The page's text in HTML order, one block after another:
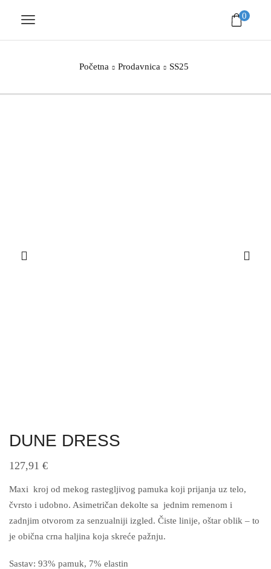
0
Početna Prodavnica SS25
DUNE DRESS
127,91 €
Maxi kroj od mekog rastegljivog pamuka koji prijanja uz telo,
čvrsto i udobno. Asimetričan dekolte sa jednim remenom i
zadnjim otvorom za senzualniji izgled. Čiste linije, oštar oblik – to
je obična crna haljina koja skreće pažnju.
Sastav: 93% pamuk, 7% elastin